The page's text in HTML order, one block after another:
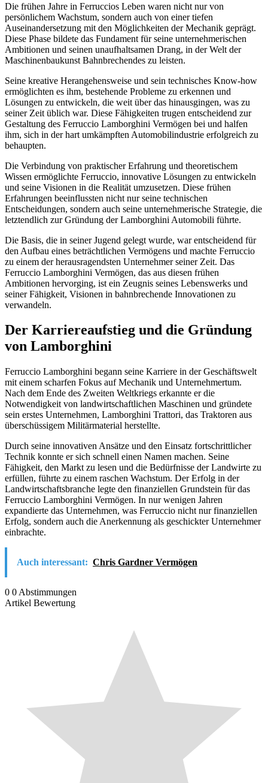
Die frühen Jahre in Ferruccios Leben waren nicht nur von
persönlichem Wachstum, sondern auch von einer tiefen
Auseinandersetzung mit den Möglichkeiten der Mechanik geprägt.
Diese Phase bildete das Fundament für seine unternehmerischen
Ambitionen und seinen unaufhaltsamen Drang, in der Welt der
Maschinenbaukunst Bahnbrechendes zu leisten.
Seine kreative Herangehensweise und sein technisches Know-how
ermöglichten es ihm, bestehende Probleme zu erkennen und
Lösungen zu entwickeln, die weit über das hinausgingen, was zu
seiner Zeit üblich war. Diese Fähigkeiten trugen entscheidend zur
Gestaltung des Ferruccio Lamborghini Vermögen bei und halfen
ihm, sich in der hart umkämpften Automobilindustrie erfolgreich zu
behaupten.
Die Verbindung von praktischer Erfahrung und theoretischem
Wissen ermöglichte Ferruccio, innovative Lösungen zu entwickeln
und seine Visionen in die Realität umzusetzen. Diese frühen
Erfahrungen beeinflussten nicht nur seine technischen
Entscheidungen, sondern auch seine unternehmerische Strategie, die
letztendlich zur Gründung der Lamborghini Automobili führte.
Die Basis, die in seiner Jugend gelegt wurde, war entscheidend für
den Aufbau eines beträchtlichen Vermögens und machte Ferruccio
zu einem der herausragendsten Unternehmer seiner Zeit. Das
Ferruccio Lamborghini Vermögen, das aus diesen frühen
Ambitionen hervorging, ist ein Zeugnis seines Lebenswerks und
seiner Fähigkeit, Visionen in bahnbrechende Innovationen zu
verwandeln.
Der Karriereaufstieg und die Gründung
von Lamborghini
Ferruccio Lamborghini begann seine Karriere in der Geschäftswelt
mit einem scharfen Fokus auf Mechanik und Unternehmertum.
Nach dem Ende des Zweiten Weltkriegs erkannte er die
Notwendigkeit von landwirtschaftlichen Maschinen und gründete
sein erstes Unternehmen, Lamborghini Trattori, das Traktoren aus
überschüssigem Militärmaterial herstellte.
Durch seine innovativen Ansätze und den Einsatz fortschrittlicher
Technik konnte er sich schnell einen Namen machen. Seine
Fähigkeit, den Markt zu lesen und die Bedürfnisse der Landwirte zu
erfüllen, führte zu einem raschen Wachstum. Der Erfolg in der
Landwirtschaftsbranche legte den finanziellen Grundstein für das
Ferruccio Lamborghini Vermögen. In nur wenigen Jahren
expandierte das Unternehmen, was Ferruccio nicht nur finanziellen
Erfolg, sondern auch die Anerkennung als geschickter Unternehmer
einbrachte.
Auch interessant: Chris Gardner Vermögen
0 0 Abstimmungen
Artikel Bewertung